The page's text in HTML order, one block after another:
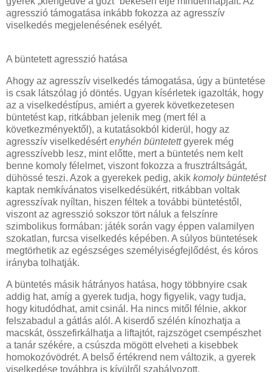
agresszió támogatása inkább fokozza az agresszív
viselkedés megjelenésének esélyét.
A büntetett agresszió hatása
Ahogy az agresszív viselkedés támogatása, úgy a büntetése
is csak látszólag jó döntés. Ugyan kísérletek igazolták, hogy
az a viselkedéstípus, amiért a gyerek következetesen
büntetést kap, ritkábban jelenik meg (mert fél a
következményektől), a kutatásokból kiderül, hogy az
agresszív viselkedésértenyhén büntetettgyerek még
agresszívebb lesz, mint előtte, mert a büntetés nem kelt
benne komoly félelmet, viszont fokozza a frusztráltságát,
dühössé teszi. Azok a gyerekek pedig, akik komoly büntetést
kaptak nemkívánatos viselkedésükért, ritkábban voltak
agresszívak nyíltan, hiszen féltek a további büntetéstől,
viszont az agresszió sokszor tört náluk a felszínre
szimbolikus formában: játék során vagy éppen valamilyen
szokatlan, furcsa viselkedés képében. A súlyos büntetések
megtörhetik az egészséges személyiségfejlődést, és kóros
irányba tolhatják.
A büntetés másik hátrányos hatása, hogy többnyire csak
addig hat, amíg a gyerek tudja, hogy figyelik, vagy tudja,
hogy kitudódhat, amit csinál. Ha nincs mitől félnie, akkor
felszabadul a gátlás alól. A kiserdő szélén kínozhatja a
macskát, összefirkálhatja a liftajtót, rajzszöget csempészhet
a tanár székére, a csúszda mögött elveheti a kisebbek
homokozóvödrét. A belső értékrend nem változik, a gyerek
viselkedése továbbra is kívülről szabályozott.